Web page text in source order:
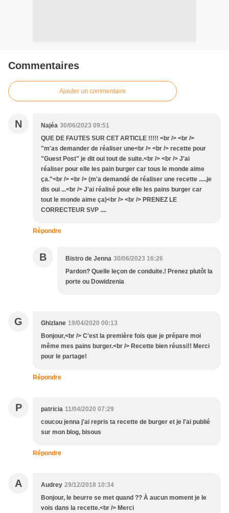
Commentaires
Ajouter un commentaire
N Najéa 30/06/2023 09:51
QUE DE FAUTES SUR CET ARTICLE !!!!! <br /> <br />
"m'as demander de réaliser une<br /> <br /> recette pour
"Guest Post" je dit oui tout de suite.<br /> <br /> J'ai
réaliser pour elle les pain burger car tous le monde aime
ça."<br /> <br /> (m'a demandé de réaliser une recette .....je
dis oui ...<br /> J'ai réalisé pour elle les pains burger car
tout le monde aime ça)<br /> <br /> PRENEZ LE
CORRECTEUR SVP ....
Répondre
B Bistro de Jenna 30/06/2023 16:26
Pardon? Quelle leçon de conduite.! Prenez plutôt la
porte ou Dowidzenia
G Ghizlane 19/04/2020 00:13
Bonjour,<br /> C'est la première fois que je prépare moi
même mes pains burger.<br /> Recette bien réussi!! Merci
pour le partage!
Répondre
P patricia 11/04/2020 07:29
coucou jenna j'ai repris ta recette de burger et je l'ai publié
sur mon blog, bisous
Répondre
A Audrey 29/12/2018 10:34
Bonjour, le beurre se met quand ?? À aucun moment je le
vois dans la recette.<br /> Merci